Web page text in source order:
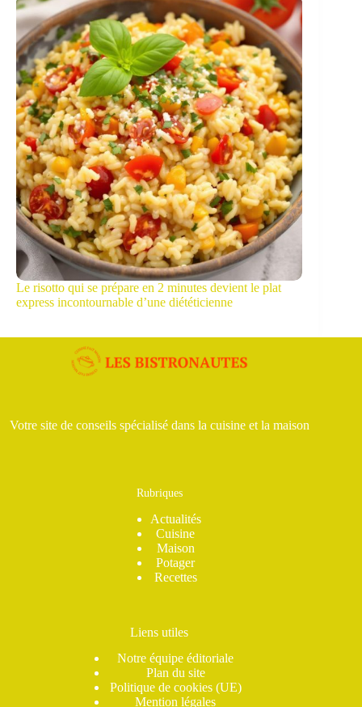
Le risotto qui se prépare en 2 minutes devient le plat
express incontournable d’une diététicienne
Votre site de conseils spécialisé dans la cuisine et la maison
Rubriques
Actualités
Cuisine
Maison
Potager
Recettes
Liens utiles
Notre équipe éditoriale
Plan du site
Politique de cookies (UE)
Mention légales